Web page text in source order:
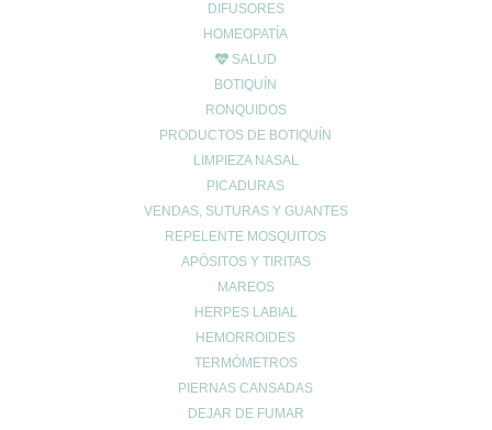
DIFUSORES
HOMEOPATÍA
SALUD
BOTIQUÍN
RONQUIDOS
PRODUCTOS DE BOTIQUÍN
LIMPIEZA NASAL
PICADURAS
VENDAS, SUTURAS Y GUANTES
REPELENTE MOSQUITOS
APÓSITOS Y TIRITAS
MAREOS
HERPES LABIAL
HEMORROIDES
TERMÓMETROS
PIERNAS CANSADAS
DEJAR DE FUMAR
Síguenos en las
Redes Sociales